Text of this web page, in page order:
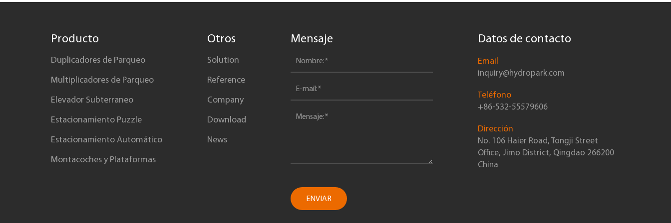
Producto
Duplicadores de Parqueo
Multiplicadores de Parqueo
Elevador Subterraneo
Estacionamiento Puzzle
Estacionamiento Automático
Montacoches y Plataformas
Otros
Solution
Reference
Company
Download
News
Mensaje
ENVIAR
Datos de contacto
Email
inquiry@hydropark.com
Teléfono
+86-532-55579606
Dirección
No. 106 Haier Road, Tongji Street
Office, Jimo District, Qingdao 266200
China